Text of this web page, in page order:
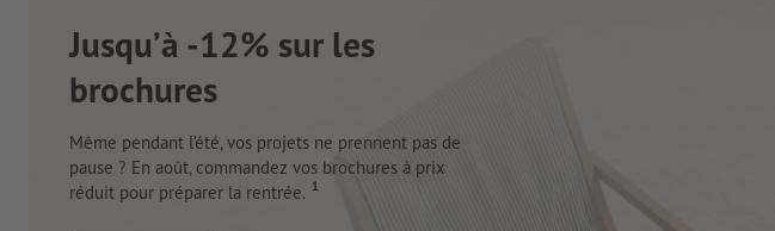
Nouveau : Carnets de notes
Des matériaux innovants à base de résidus de
Je commande